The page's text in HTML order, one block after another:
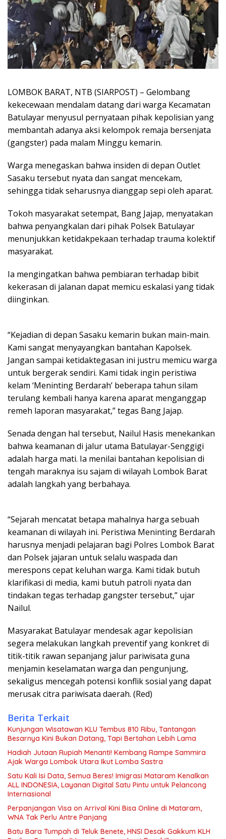
LOMBOK BARAT, NTB (SIARPOST) – Gelombang
kekecewaan mendalam datang dari warga Kecamatan
Batulayar menyusul pernyataan pihak kepolisian yang
membantah adanya aksi kelompok remaja bersenjata
(gangster) pada malam Minggu kemarin.
Warga menegaskan bahwa insiden di depan Outlet
Sasaku tersebut nyata dan sangat mencekam,
sehingga tidak seharusnya dianggap sepi oleh aparat.
Tokoh masyarakat setempat, Bang Jajap, menyatakan
bahwa penyangkalan dari pihak Polsek Batulayar
menunjukkan ketidakpekaan terhadap trauma kolektif
masyarakat.
Ia mengingatkan bahwa pembiaran terhadap bibit
kekerasan di jalanan dapat memicu eskalasi yang tidak
diinginkan.
“Kejadian di depan Sasaku kemarin bukan main-main.
Kami sangat menyayangkan bantahan Kapolsek.
Jangan sampai ketidaktegasan ini justru memicu warga
untuk bergerak sendiri. Kami tidak ingin peristiwa
kelam ‘Meninting Berdarah’ beberapa tahun silam
terulang kembali hanya karena aparat menganggap
remeh laporan masyarakat,” tegas Bang Jajap.
Senada dengan hal tersebut, Nailul Hasis menekankan
bahwa keamanan di jalur utama Batulayar-Senggigi
adalah harga mati. Ia menilai bantahan kepolisian di
tengah maraknya isu sajam di wilayah Lombok Barat
adalah langkah yang berbahaya.
“Sejarah mencatat betapa mahalnya harga sebuah
keamanan di wilayah ini. Peristiwa Meninting Berdarah
harusnya menjadi pelajaran bagi Polres Lombok Barat
dan Polsek jajaran untuk selalu waspada dan
merespons cepat keluhan warga. Kami tidak butuh
klarifikasi di media, kami butuh patroli nyata dan
tindakan tegas terhadap gangster tersebut,” ujar
Nailul.
Masyarakat Batulayar mendesak agar kepolisian
segera melakukan langkah preventif yang konkret di
titik-titik rawan sepanjang jalur pariwisata guna
menjamin keselamatan warga dan pengunjung,
sekaligus mencegah potensi konflik sosial yang dapat
merusak citra pariwisata daerah. (Red)
Berita Terkait
Kunjungan Wisatawan KLU Tembus 810 Ribu, Tantangan
Besarnya Kini Bukan Datang, Tapi Bertahan Lebih Lama
Hadiah Jutaan Rupiah Menanti! Kembang Rampe Sammira
Ajak Warga Lombok Utara Ikut Lomba Sastra
Satu Kali Isi Data, Semua Beres! Imigrasi Mataram Kenalkan
ALL INDONESIA, Layanan Digital Satu Pintu untuk Pelancong
Internasional
Perpanjangan Visa on Arrival Kini Bisa Online di Mataram,
WNA Tak Perlu Antre Panjang
Batu Bara Tumpah di Teluk Benete, HNSI Desak Gakkum KLH